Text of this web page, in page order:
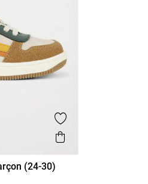
Ajouter aux favoris
Aperçu rapide
(24-30)